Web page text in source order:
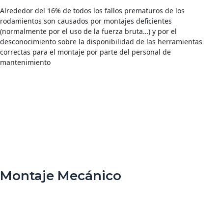
Alrededor del 16% de todos los fallos prematuros de los
rodamientos son causados por montajes deficientes
(normalmente por el uso de la fuerza bruta…) y por el
desconocimiento sobre la disponibilidad de las herramientas
correctas para el montaje por parte del personal de
mantenimiento
Montaje Mecánico